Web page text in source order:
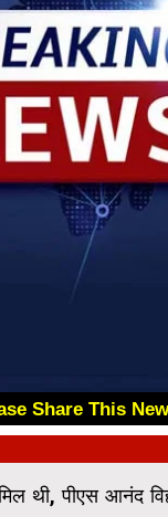
Share This
पीएस आनंद